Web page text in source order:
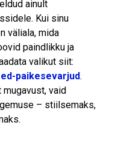
ainult
Kui sinu
väliala, mida
paindlikku ja
valikut siit:
paikesevarjud.
mugavust, vaid
– stiilsemaks,